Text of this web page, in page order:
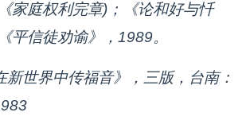
家庭权利完章)；《论和好与忏
平信徒劝谕》，1989。
新世界中传福音》，三版，台南：